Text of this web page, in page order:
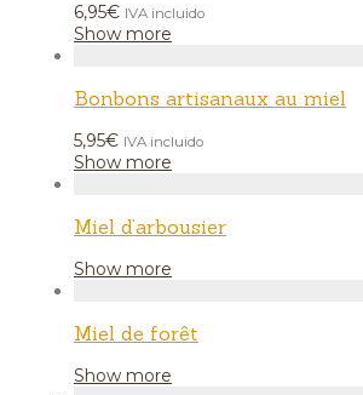
6,95€ IVA incluido
Show more
Bonbons artisanaux au miel
5,95€ IVA incluido
Show more
Miel d’arbousier
Show more
Miel de forêt
Show more